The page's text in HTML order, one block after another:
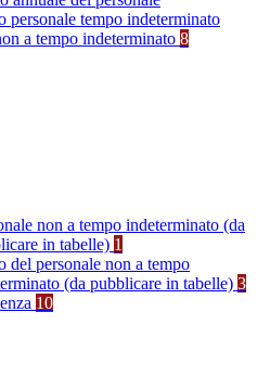
personale tempo indeterminato
a tempo indeterminato 8
non a tempo indeterminato (da
in tabelle) 1
del personale non a tempo
(da pubblicare in tabelle) 3
10